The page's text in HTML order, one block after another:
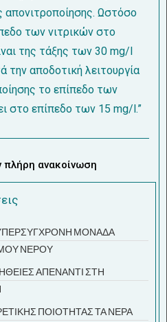
απονιτροποίησης. Ωστόσο
των νιτρικών στο
της τάξης των 30 mg/l
την αποδοτική λειτουργία
το επίπεδο των
στο επίπεδο των 15 mg/l.”
πλήρη ανακοίνωση
ΜΟΝΑΔΑ
ΝΕΡΟΥ
ΑΠΕΝΑΝΤΙ ΣΤΗ
ΠΟΙΟΤΗΤΑΣ ΤΑ ΝΕΡΑ